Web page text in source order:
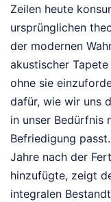
Zeilen heute
ursprünglichen
der modernen
akustischer
ohne sie
dafür, wie wir uns
in unser Bedürfnis
Befriedigung
Jahre nach der
hinzufügte, zeigt
integralen